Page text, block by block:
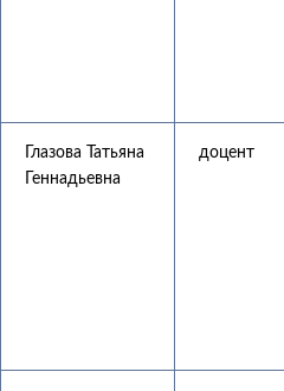
Глазова Татьяна
Геннадьевна
доцент